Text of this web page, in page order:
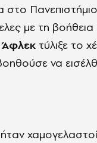
στο
με τη
τύλιξε το
να
χαμογελαστοί,